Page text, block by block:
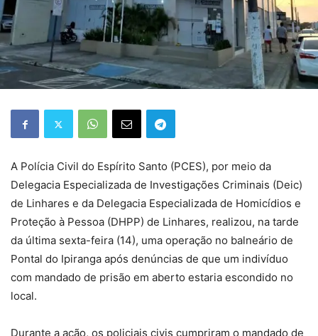
A Polícia Civil do Espírito Santo (PCES), por meio da
Delegacia Especializada de Investigações Criminais (Deic)
de Linhares e da Delegacia Especializada de Homicídios e
Proteção à Pessoa (DHPP) de Linhares, realizou, na tarde
da última sexta-feira (14), uma operação no balneário de
Pontal do Ipiranga após denúncias de que um indivíduo
com mandado de prisão em aberto estaria escondido no
local.
Durante a ação, os policiais civis cumpriram o mandado de